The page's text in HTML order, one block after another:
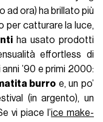
ad ora) ha brillato più
per catturare la luce,
ha usato prodotti
effortless di
’90 e primi 2000:
burro e, un po’
(in argento), un
vi piace l’ice make-